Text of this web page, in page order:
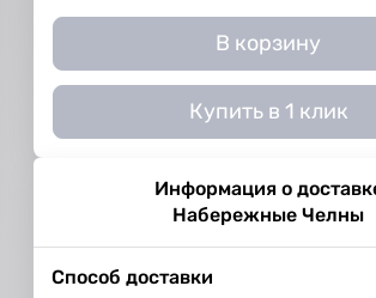
В корзину
Купить в 1 клик
Информация о
Набережные Челны
Способ доставки